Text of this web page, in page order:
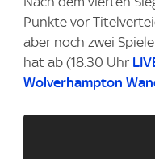
Punkte vor
aber noch zwei
hat ab (18.30 Uhr
Wolverhampton